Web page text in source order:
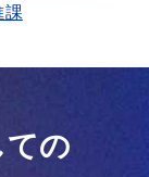
課
ての